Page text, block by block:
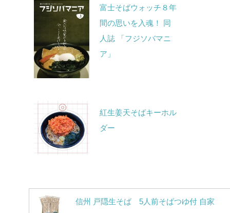
富士そばウォッチ８年
間の思いを入魂！ 同
人誌 「フジソバマニ
ア」
紅生姜天そばキーホル
ダー
信州 戸隠生そば 5人前そばつゆ付 自家